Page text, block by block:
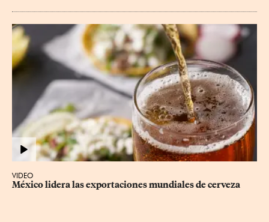
VIDEO
México lidera las exportaciones mundiales de cerveza